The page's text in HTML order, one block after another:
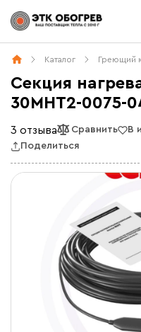
Каталог Греющий
Секция
30МНТ2-0075-
3 отзыва Сравнить В
Поделиться